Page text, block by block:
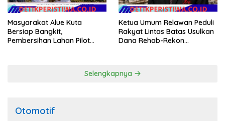
Masyarakat Alue Kuta
Bersiap Bangkit,
Pembersihan Lahan Pilot
Ketua Umum Relawan Peduli
Rakyat Lintas Batas Usulkan
Dana Rehab-Rekon
Selengkapnya
Otomotif